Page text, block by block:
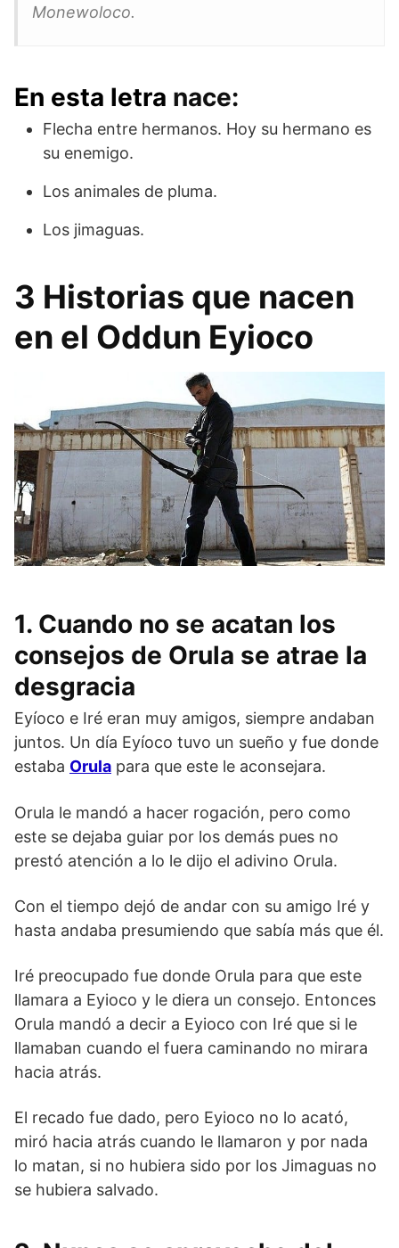
Monewoloco.
En esta letra nace:
Flecha entre hermanos. Hoy su hermano es
su enemigo.
Los animales de pluma.
Los jimaguas.
3 Historias que nacen
en el Oddun Eyioco
1. Cuando no se acatan los
consejos de Orula se atrae la
desgracia
Eyíoco e Iré eran muy amigos, siempre andaban
juntos. Un día Eyíoco tuvo un sueño y fue donde
estaba Orula para que este le aconsejara.
Orula le mandó a hacer rogación, pero como
este se dejaba guiar por los demás pues no
prestó atención a lo le dijo el adivino Orula.
Con el tiempo dejó de andar con su amigo Iré y
hasta andaba presumiendo que sabía más que él.
Iré preocupado fue donde Orula para que este
llamara a Eyioco y le diera un consejo. Entonces
Orula mandó a decir a Eyioco con Iré que si le
llamaban cuando el fuera caminando no mirara
hacia atrás.
El recado fue dado, pero Eyioco no lo acató,
miró hacia atrás cuando le llamaron y por nada
lo matan, si no hubiera sido por los Jimaguas no
se hubiera salvado.